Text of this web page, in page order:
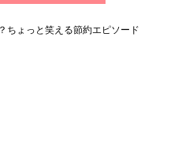
ちょっと笑える節約エピソード